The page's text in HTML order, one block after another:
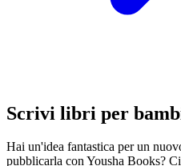
Scrivi libri per
Hai un'idea fantastica per un
pubblicarla con Yousha Books?